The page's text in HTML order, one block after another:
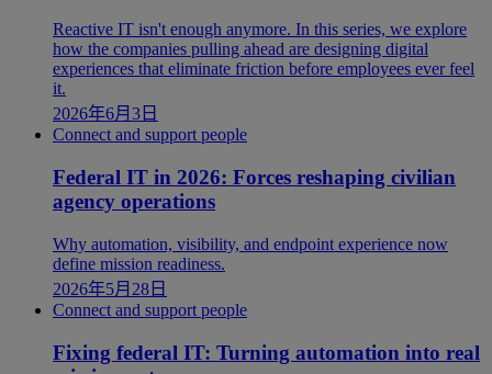
Reactive IT isn't enough anymore. In this series, we explore
how the companies pulling ahead are designing digital
experiences that eliminate friction before employees ever feel
it.
2026年6月3日
Connect and support people
Federal IT in 2026: Forces reshaping civilian
agency operations
Why automation, visibility, and endpoint experience now
define mission readiness.
2026年5月28日
Connect and support people
Fixing federal IT: Turning automation into real